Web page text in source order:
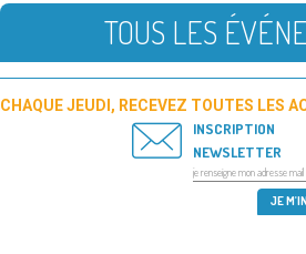
TOUS LES
CHAQUE JEUDI, RECEVEZ TOUTES LES
INSCRIPTION
NEWSLETTER